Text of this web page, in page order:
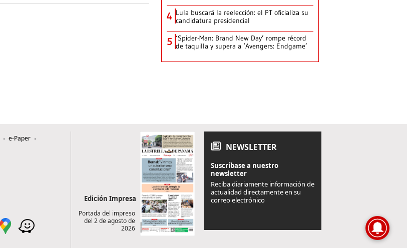
4 Lula buscará la reelección: el PT oficializa su
candidatura presidencial
5 ‘Spider-Man: Brand New Day’ rompe récord
de taquilla y supera a ‘Avengers: Endgame’
e-Paper
Edición Impresa
Portada del impreso
del 2 de agosto de
2026
NEWSLETTER
Suscríbase a nuestro
newsletter
Reciba diariamente información de
actualidad directamente en su
correo electrónico